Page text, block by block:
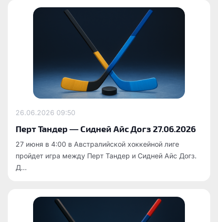
26.06.2026 09:50
Перт Тандер — Сидней Айс Догз 27.06.2026
27 июня в 4:00 в Австралийской хоккейной лиге
пройдет игра между Перт Тандер и Сидней Айс Догз.
Д...